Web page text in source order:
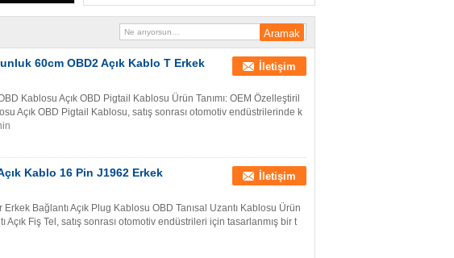
60cm OBD2 Açık Kablo T Erkek
İletişim
Kablosu Açık OBD Pigtail Kablosu Ürün Tanımı: OEM Özelleştiril
Açık OBD Pigtail Kablosu, satış sonrası otomotiv endüstrilerinde k
Kablo 16 Pin J1962 Erkek
İletişim
Bağlantı Açık Plug Kablosu OBD Tanısal Uzantı Kablosu Ürün
Açık Fiş Tel, satış sonrası otomotiv endüstrileri için tasarlanmış bir t